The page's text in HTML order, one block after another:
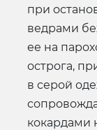
при
ведрами
ее на
острога,
в серой
кокардами